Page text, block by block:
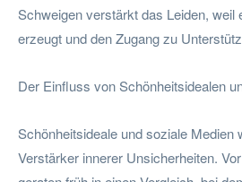
Schweigen verstärkt das Leiden,
erzeugt und den Zugang zu
Der Einfluss von Schönheitsidealen
Schönheitsideale und soziale Medien
Verstärker innerer Unsicherheiten.